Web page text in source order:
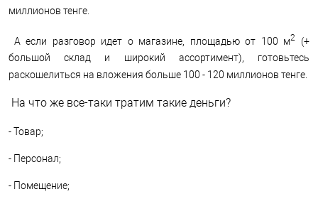
миллионов тенге.
А если разговор идет о магазине, площадью от 100 м2 (+
большой склад и широкий ассортимент), готовьтесь
раскошелиться на вложения больше 100 - 120 миллионов тенге.
На что же все-таки тратим такие деньги?
- Товар;
- Персонал;
- Помещение;